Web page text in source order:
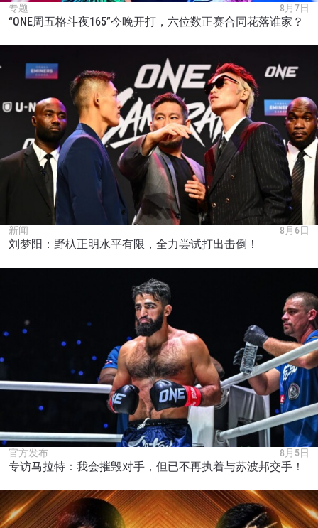
专题 8月7日
“ONE周五格斗夜165”今晚开打，六位数正赛合同花落谁家？
新闻 8月6日
刘梦阳：野杁正明水平有限，全力尝试打出击倒！
官方发布 8月5日
专访马拉特：我会摧毁对手，但已不再执着与苏波邦交手！